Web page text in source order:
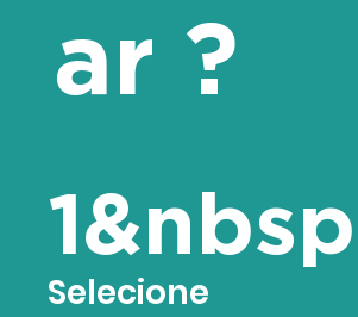
Selecione
ar ?